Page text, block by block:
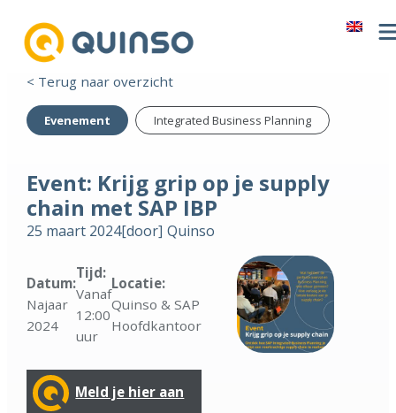
< Terug naar overzicht
Evenement Integrated Business Planning
Event: Krijg grip op je supply
chain met SAP IBP
25 maart 2024[door] Quinso
Datum:
Najaar
2024
Tijd:
Vanaf
12:00
uur
Locatie:
Quinso & SAP
Hoofdkantoor
Meld je hier aan